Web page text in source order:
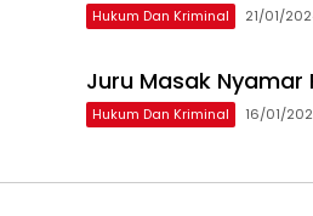
Hukum Dan Kriminal 21/01/
Juru Masak Nyamar
Hukum Dan Kriminal 16/01/